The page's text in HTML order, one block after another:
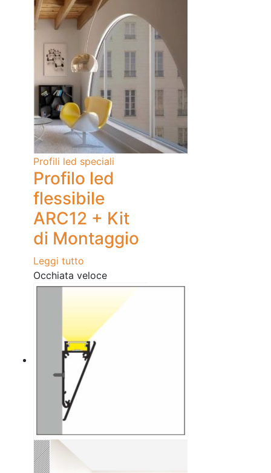
Profili led speciali
Profilo led
flessibile
ARC12 + Kit
di Montaggio
Leggi tutto
Occhiata veloce